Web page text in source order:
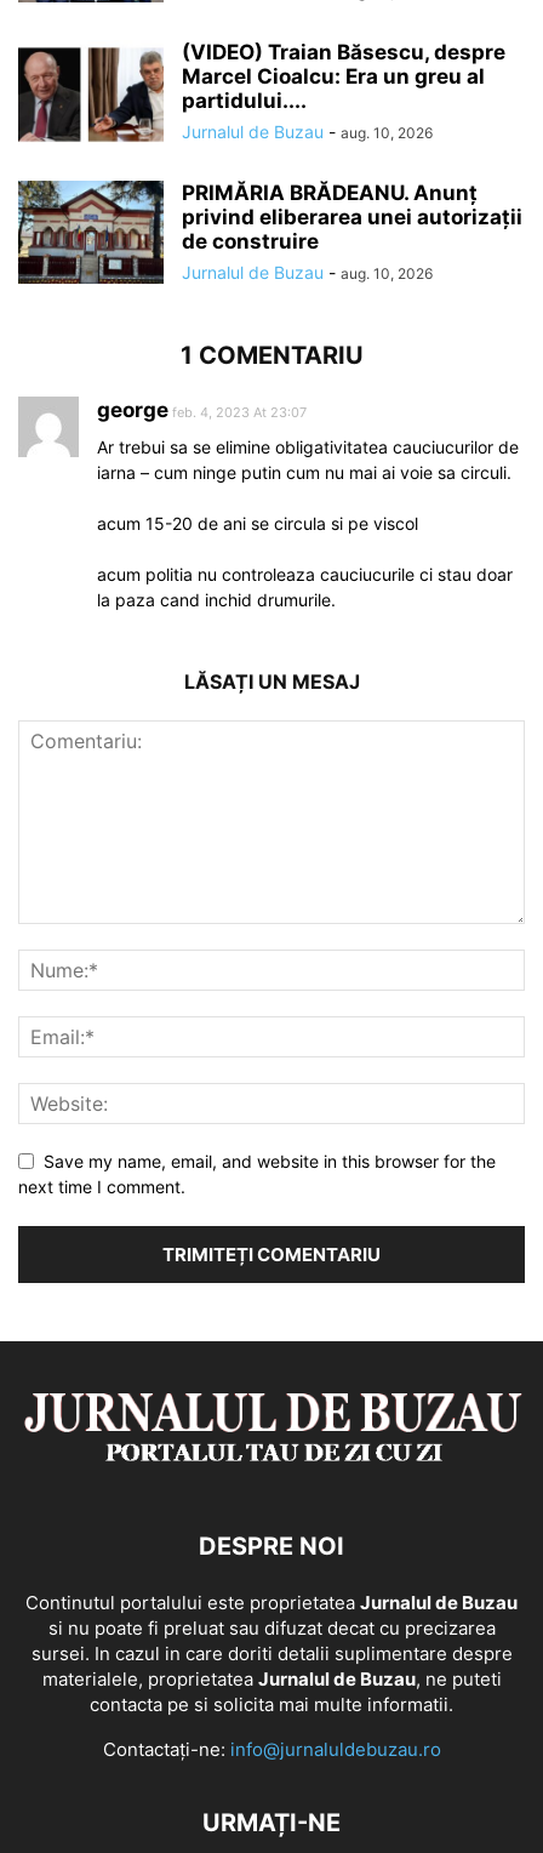
(VIDEO) Traian Băsescu, despre
Marcel Cioalcu: Era un greu al
partidului....
Jurnalul de Buzau - aug. 10, 2026
PRIMĂRIA BRĂDEANU. Anunț
privind eliberarea unei autorizații
de construire
Jurnalul de Buzau - aug. 10, 2026
1 COMENTARIU
george feb. 4, 2023 At 23:07
Ar trebui sa se elimine obligativitatea cauciucurilor de
iarna – cum ninge putin cum nu mai ai voie sa circuli.
acum 15-20 de ani se circula si pe viscol
acum politia nu controleaza cauciucurile ci stau doar
la paza cand inchid drumurile.
LĂSAȚI UN MESAJ
Save my name, email, and website in this browser for the
next time I comment.
DESPRE NOI
Continutul portalului este proprietatea Jurnalul de Buzau
si nu poate fi preluat sau difuzat decat cu precizarea
sursei. In cazul in care doriti detalii suplimentare despre
materialele, proprietatea Jurnalul de Buzau, ne puteti
contacta pe si solicita mai multe informatii.
Contactați-ne: info@jurnaluldebuzau.ro
URMAȚI-NE